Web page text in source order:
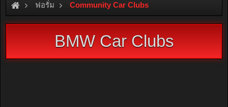
ฟอรั่ม Community Car Clubs
BMW Car Clubs